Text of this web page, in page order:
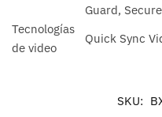
Guard,
Tecnologías
de video
Quick Sync
SKU: